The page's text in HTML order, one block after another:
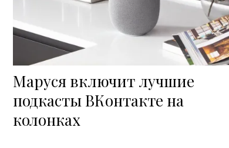
Маруся включит лучшие
подкасты ВКонтакте на
колонках